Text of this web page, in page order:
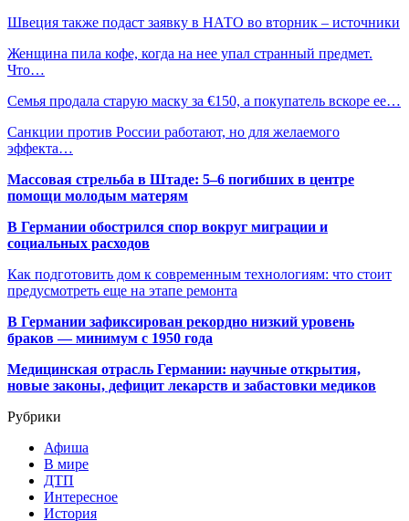
Швеция также подаст заявку в НАТО во вторник – источники
Женщина пила кофе, когда на нее упал странный предмет.
Что…
Семья продала старую маску за €150, а покупатель вскоре ее…
Санкции против России работают, но для желаемого
эффекта…
Массовая стрельба в Штаде: 5–6 погибших в центре
помощи молодым матерям
В Германии обострился спор вокруг миграции и
социальных расходов
Как подготовить дом к современным технологиям: что стоит
предусмотреть еще на этапе ремонта
В Германии зафиксирован рекордно низкий уровень
браков — минимум с 1950 года
Медицинская отрасль Германии: научные открытия,
новые законы, дефицит лекарств и забастовки медиков
Рубрики
Афиша
В мире
ДТП
Интересное
История